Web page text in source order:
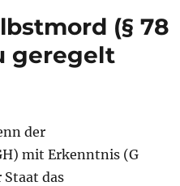
(§ 78
geregelt
der
mit Erkenntnis (G
das